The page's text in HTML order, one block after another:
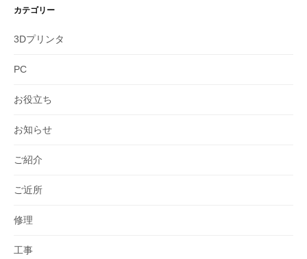
カテゴリー
3Dプリンタ
PC
お役立ち
お知らせ
ご紹介
ご近所
修理
工事